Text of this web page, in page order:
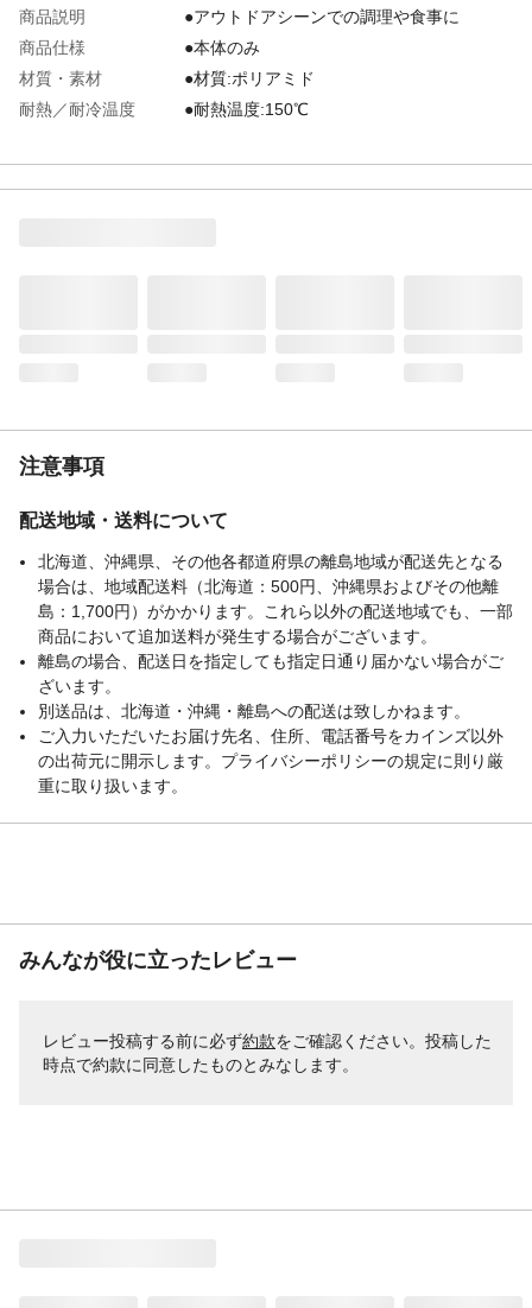
商品説明
●アウトドアシーンでの調理や食事に
商品仕様
●本体のみ
材質・素材
●材質:ポリアミド
耐熱／耐冷温度
●耐熱温度:150℃
使用上の注意
注意事項を必ずご確認ください
生産国
中国
注意事項
配送地域・送料について
北海道、沖縄県、その他各都道府県の離島地域が配送先となる
場合は、地域配送料（北海道：500円、沖縄県およびその他離
島：1,700円）がかかります。これら以外の配送地域でも、一部
商品において追加送料が発生する場合がございます。
離島の場合、配送日を指定しても指定日通り届かない場合がご
ざいます。
別送品は、北海道・沖縄・離島への配送は致しかねます。
ご入力いただいたお届け先名、住所、電話番号をカインズ以外
の出荷元に開示します。プライバシーポリシーの規定に則り厳
重に取り扱います。
みんなが役に立ったレビュー
レビュー投稿する前に必ず約款をご確認ください。投稿した
時点で約款に同意したものとみなします。